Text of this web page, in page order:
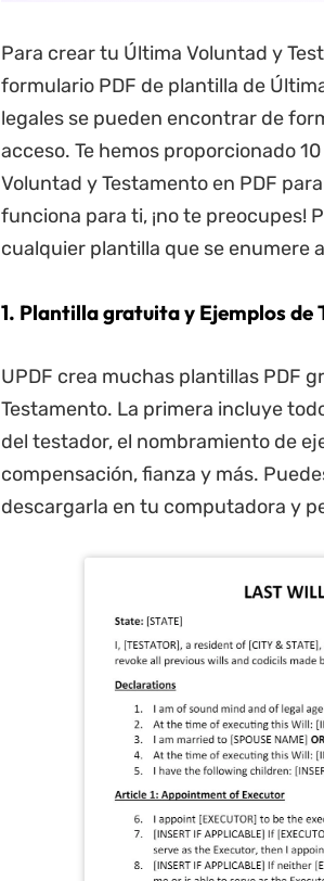
Para crear tu Última Voluntad y
formulario PDF de plantilla de
legales se pueden encontrar de
acceso. Te hemos proporcionado
Voluntad y Testamento en PDF
funciona para ti, ¡no te preocupes!
cualquier plantilla que se enumere
1. Plantilla gratuita y Ejemplos de
UPDF crea muchas plantillas PDF
Testamento. La primera incluye
del testador, el nombramiento de
compensación, fianza y más.
descargarla en tu computadora y